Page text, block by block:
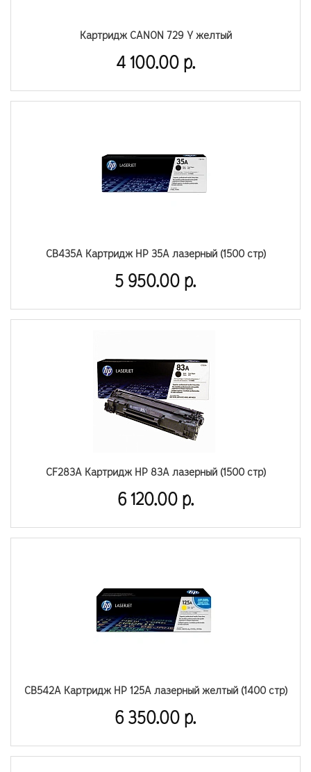
Картридж CANON 729 Y желтый
4 100.00 р.
CB435A Картридж HP 35A лазерный (1500 стр)
5 950.00 р.
CF283A Картридж HP 83A лазерный (1500 стр)
6 120.00 р.
CB542A Картридж HP 125A лазерный желтый (1400 стр)
6 350.00 р.